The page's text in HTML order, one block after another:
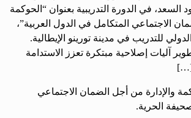
السعد، في الدورة التدريبية بعنوان “الحوكمة
الاجتماعي المتكامل في الدول العربية”،
للتدريب في مدينة تورينو الإيطالية.
آليات إصلاحية مبتكرة تعزز الاستدامة
[…]
والإدارة من أجل الضمان الاجتماعي
الحرية.